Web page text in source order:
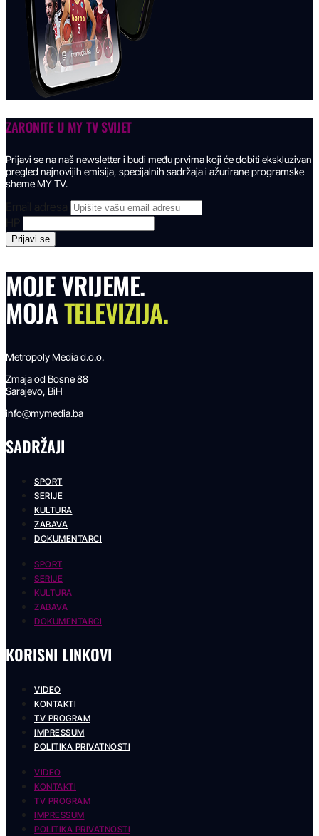
ZARONITE U MY TV SVIJET
Prijavi se na naš newsletter i budi među prvima koji će dobiti ekskluzivan
pregled najnovijih emisija, specijalnih sadržaja i ažurirane programske
sheme MY TV.
Email adresa
MOJE VRIJEME.
MOJATELEVIZIJA.
Metropoly Media d.o.o.
Zmaja od Bosne 88
Sarajevo, BiH
info@mymedia.ba
SADRŽAJI
SPORT
SERIJE
KULTURA
ZABAVA
DOKUMENTARCI
SPORT
SERIJE
KULTURA
ZABAVA
DOKUMENTARCI
KORISNI LINKOVI
VIDEO
KONTAKTI
TV PROGRAM
IMPRESSUM
POLITIKA PRIVATNOSTI
VIDEO
KONTAKTI
TV PROGRAM
IMPRESSUM
POLITIKA PRIVATNOSTI